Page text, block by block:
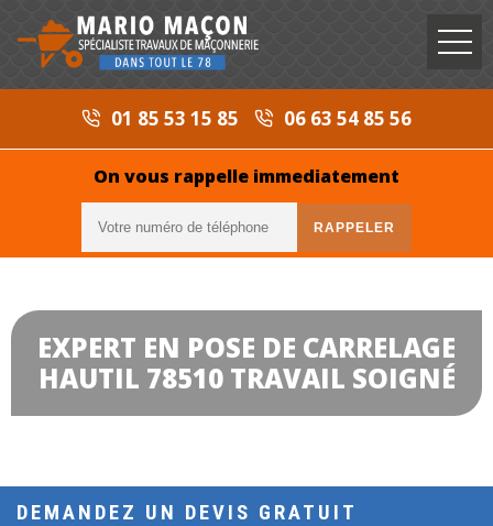
01 85 53 15 85 06 63 54 85 56
On vous rappelle immediatement
EXPERT EN POSE DE CARRELAGE
HAUTIL 78510 TRAVAIL SOIGNÉ
DEMANDEZ UN DEVIS GRATUIT